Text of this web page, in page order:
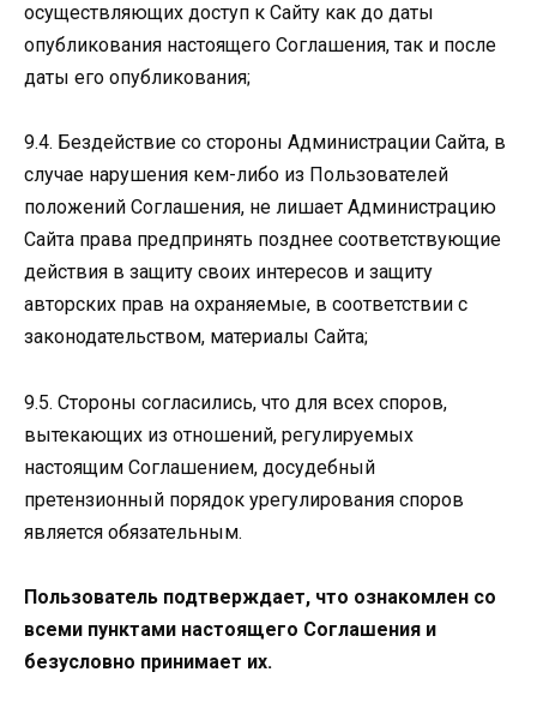
осуществляющих доступ к Сайту как до даты
опубликования настоящего Соглашения, так и после
даты его опубликования;
9.4. Бездействие со стороны Администрации Сайта, в
случае нарушения кем-либо из Пользователей
положений Соглашения, не лишает Администрацию
Сайта права предпринять позднее соответствующие
действия в защиту своих интересов и защиту
авторских прав на охраняемые, в соответствии с
законодательством, материалы Сайта;
9.5. Стороны согласились, что для всех споров,
вытекающих из отношений, регулируемых
настоящим Соглашением, досудебный
претензионный порядок урегулирования споров
является обязательным.
Пользователь подтверждает, что ознакомлен со
всеми пунктами настоящего Соглашения и
безусловно принимает их.